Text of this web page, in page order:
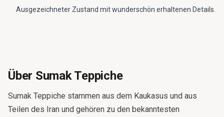
Ausgezeichneter Zustand mit wunderschön erhaltenen Details.
Über Sumak Teppiche
Sumak Teppiche stammen aus dem Kaukasus und aus
Teilen des Iran und gehören zu den bekanntesten